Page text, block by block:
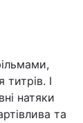
І
натяки
та